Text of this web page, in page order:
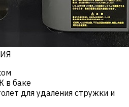
в баке
для удаления стружки и